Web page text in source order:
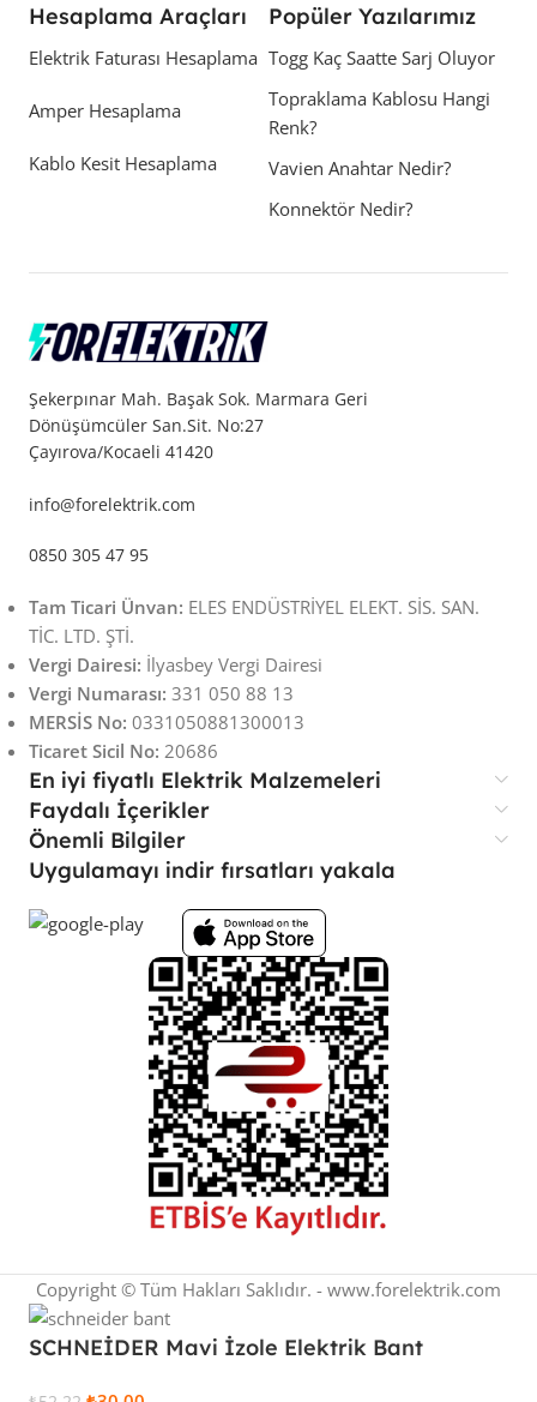
Hesaplama Araçları
Elektrik Faturası Hesaplama
Amper Hesaplama
Kablo Kesit Hesaplama
Popüler Yazılarımız
Togg Kaç Saatte Sarj Oluyor
Topraklama Kablosu Hangi
Renk?
Vavien Anahtar Nedir?
Konnektör Nedir?
Şekerpınar Mah. Başak Sok. Marmara Geri
Dönüşümcüler San.Sit. No:27
Çayırova/Kocaeli 41420
info@forelektrik.com
0850 305 47 95
Tam Ticari Ünvan: ELES ENDÜSTRİYEL ELEKT. SİS. SAN.
TİC. LTD. ŞTİ.
Vergi Dairesi: İlyasbey Vergi Dairesi
Vergi Numarası: 331 050 88 13
MERSİS No: 0331050881300013
Ticaret Sicil No: 20686
En iyi fiyatlı Elektrik Malzemeleri
Faydalı İçerikler
Önemli Bilgiler
Uygulamayı indir fırsatları yakala
Copyright © Tüm Hakları Saklıdır. - www.forelektrik.com
SCHNEİDER Mavi İzole Elektrik Bant